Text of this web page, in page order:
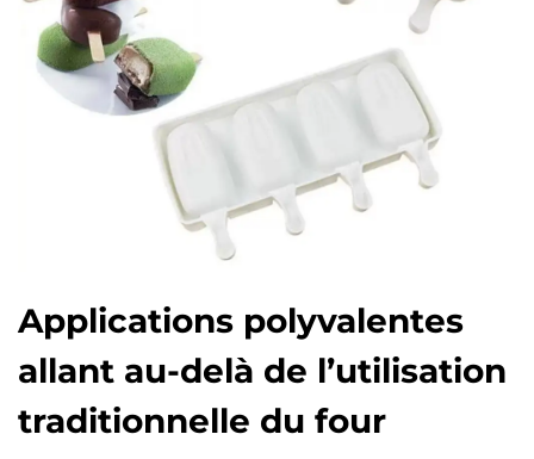
Applications polyvalentes
allant au-delà de l’utilisation
traditionnelle du four